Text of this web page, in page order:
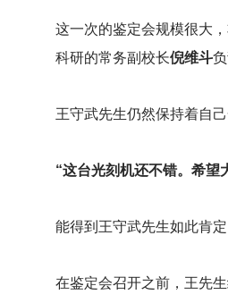
这一次的鉴定会规模很大
科研的常务副校长倪维斗
王守武先生仍然保持着自
“这台光刻机还不错。希望
能得到王守武先生如此肯
在鉴定会召开之前，王先